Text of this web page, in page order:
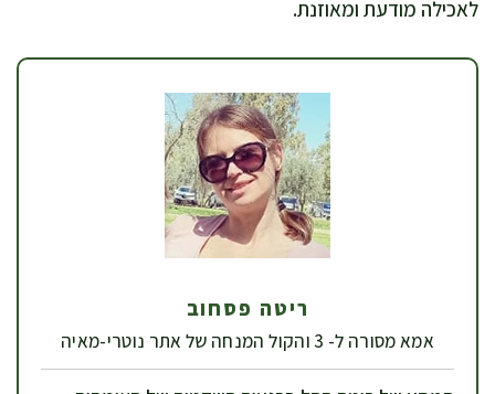
לאכילה מודעת ומאוזנת.
ריטה פסחוב
אמא מסורה ל- 3 והקול המנחה של אתר נוטרי-מאיה